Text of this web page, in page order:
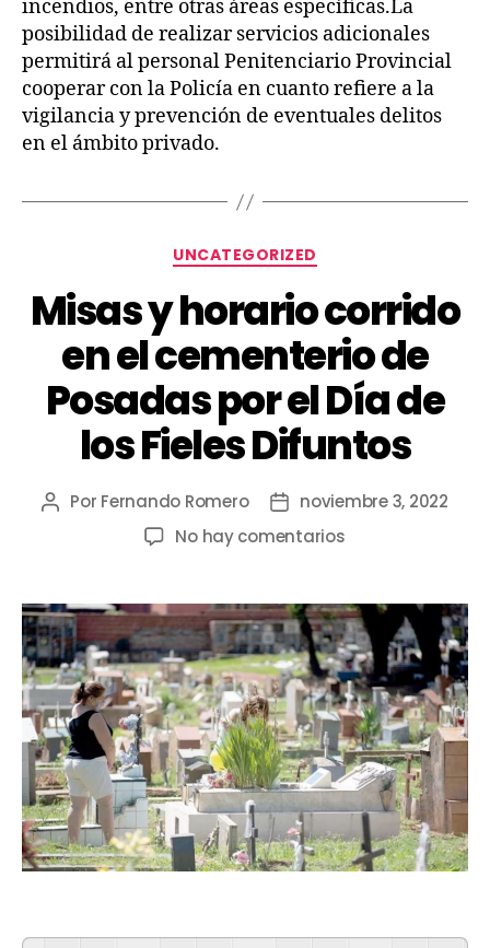
incendios, entre otras áreas específicas.La
posibilidad de realizar servicios adicionales
permitirá al personal Penitenciario Provincial
cooperar con la Policía en cuanto refiere a la
vigilancia y prevención de eventuales delitos
en el ámbito privado.
UNCATEGORIZED
Misas y horario corrido
en el cementerio de
Posadas por el Día de
los Fieles Difuntos
Por Fernando Romero
noviembre 3, 2022
No hay comentarios